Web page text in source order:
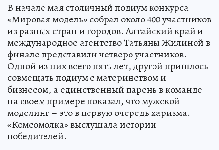
В начале мая столичный подиум конкурса
«Мировая модель» собрал около 400 участников
из разных стран и городов. Алтайский край и
международное агентство Татьяны Жилиной в
финале представили четверо участников.
Одной из них всего пять лет, другой пришлось
совмещать подиум с материнством и
бизнесом, а единственный парень в команде
на своем примере показал, что мужской
моделинг – это в первую очередь харизма.
«Комсомолка» выслушала истории
победителей.